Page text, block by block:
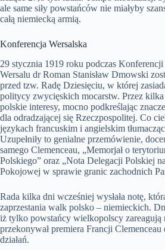
ale same siły powstańców nie miałyby
całą niemiecką armią.
Konferencja Wersalska
29 stycznia 1919 roku podczas
Wersalu dr Roman Stanisław Dmowski
przed tzw. Radę Dziesięciu, w której
politycy zwycięskich mocarstw. Przez kilka
polskie interesy, mocno podkreślając
dla odradzającej się Rzeczpospolitej. Co
językach francuskim i angielskim
Uzupełniły to genialne przemówienie,
samego Clemenceau, „Memorjał o
Polskiego” oraz „Nota Delegacji Polskiej
Pokojowej w sprawie granic zachodnich
Rada kilka dni wcześniej wysłała notę,
zaprzestania walk polsko – niemieckich.
iż tylko powstańcy wielkopolscy zareagują
przekonywał premiera Francji
działań.